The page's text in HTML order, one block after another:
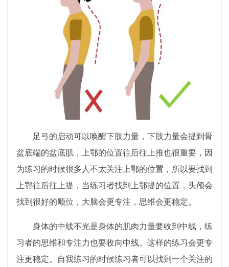
足弓的启动可以唤醒下肢力量，下肢力量会提到骨
盆底端的盆底肌，上鄂的位置往后往上推也很重要，因
为练习的时候很多人不太关注上鄂的位置，所以要找到
上鄂往后往上提，当练习者找到上鄂提的位置，头颅会
找到很好的顺位，大脑会更专注，思维会更稳定。
身体的中线不光是身体的肌肉力量要收到中线，练
习者的思维和专注力也要收向中线。这样的练习会更专
注更稳定。自我练习的时候练习者可以找到一个关注的